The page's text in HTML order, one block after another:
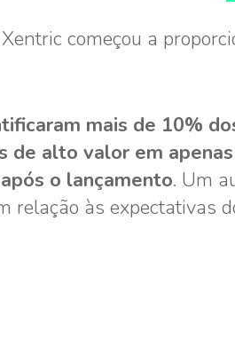
começou a
mais de 10%
de alto valor em
o lançamento. Um
relação às expectativas